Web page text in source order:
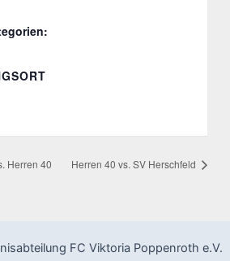
Herren 40 Herren 40 vs. SV Herschfeld
FC Viktoria Poppenroth e.V.